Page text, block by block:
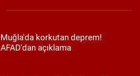
Muğla'da korkutan deprem!
AFAD'dan açıklama